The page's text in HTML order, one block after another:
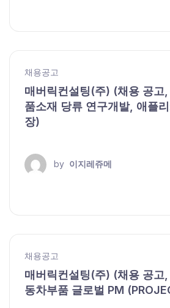
채용공고
매버릭컨설팅(주) (채용 공고
품소재 당류 연구개발, 애플
장)
by 이지레쥬메
채용공고
매버릭컨설팅(주) (채용 공고
동차부품 글로벌 PM